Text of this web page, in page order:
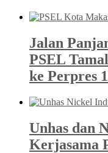
Jalan
PSEL
ke Perpres
Unhas dan
Kerjasama